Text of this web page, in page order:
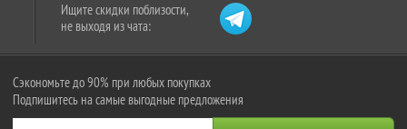
Ищите скидки поблизости,
не выходя из чата:
Сэкономьте до 90% при любых покупках
Подпишитесь на самые выгодные предложения